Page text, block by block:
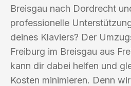
Breisgau nach Dordrecht
professionelle
deines Klaviers? Der
Freiburg im Breisgau aus
kann dir dabei helfen und
Kosten minimieren. Denn